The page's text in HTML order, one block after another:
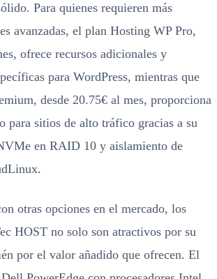
Para quienes requieren más
avanzadas, el plan Hosting WP Pro,
ofrece recursos adicionales y
para WordPress, mientras que
desde 20.75€ al mes, proporciona
para sitios de alto tráfico gracias a su
en RAID 10 y aislamiento de
otras opciones en el mercado, los
HOST no solo son atractivos por su
por el valor añadido que ofrecen. El